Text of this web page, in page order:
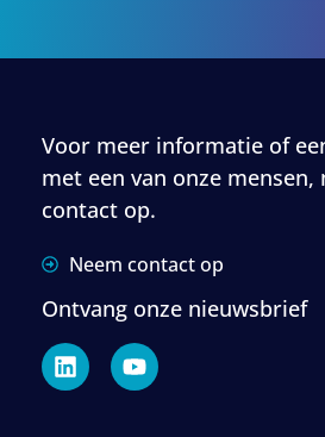
Voor meer informatie of
met een van onze
contact op.
Neem contact op
Ontvang onze nieuwsbrief